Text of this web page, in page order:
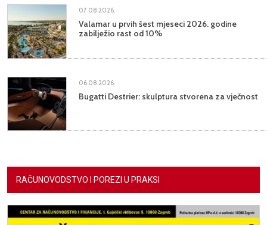
07.08.2026.
Valamar u prvih šest mjeseci 2026. godine
zabilježio rast od 10%
06.08.2026.
Bugatti Destrier: skulptura stvorena za vječnost
RAČUNOVODSTVO I POREZI U PRAKSI